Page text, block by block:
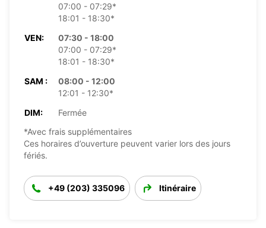
07:00 - 07:29*
18:01 - 18:30*
VEN:
07:30 - 18:00
07:00 - 07:29*
18:01 - 18:30*
SAM :
08:00 - 12:00
12:01 - 12:30*
DIM:
Fermée
*Avec frais supplémentaires
Ces horaires d’ouverture peuvent varier lors des jours
fériés.
+49 (203) 335096 Itinéraire